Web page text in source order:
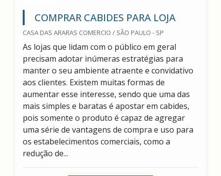
COMPRAR CABIDES PARA LOJA
CASA DAS ARARAS COMERCIO / SÃO PAULO - SP
As lojas que lidam com o público em geral
precisam adotar inúmeras estratégias para
manter o seu ambiente atraente e convidativo
aos clientes. Existem muitas formas de
aumentar esse interesse, sendo que uma das
mais simples e baratas é apostar em cabides,
pois somente o produto é capaz de agregar
uma série de vantagens de compra e uso para
os estabelecimentos comerciais, como a
redução de...